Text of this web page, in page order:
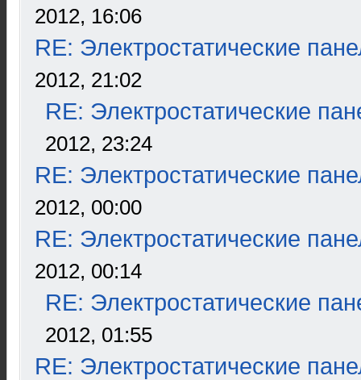
2012, 16:06
RE: Электростатические
2012, 21:02
RE: Электростатические
2012, 23:24
RE: Электростатические
2012, 00:00
RE: Электростатические
2012, 00:14
RE: Электростатические
2012, 01:55
RE: Электростатические